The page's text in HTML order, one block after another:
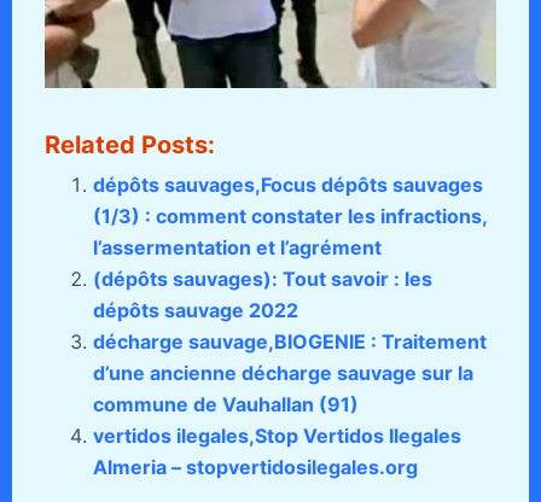
Related Posts:
dépôts sauvages,Focus dépôts sauvages
(1/3) : comment constater les infractions,
l’assermentation et l’agrément
(dépôts sauvages): Tout savoir : les
dépôts sauvage 2022
décharge sauvage,BIOGENIE : Traitement
d’une ancienne décharge sauvage sur la
commune de Vauhallan (91)
vertidos ilegales,Stop Vertidos Ilegales
Almeria – stopvertidosilegales.org